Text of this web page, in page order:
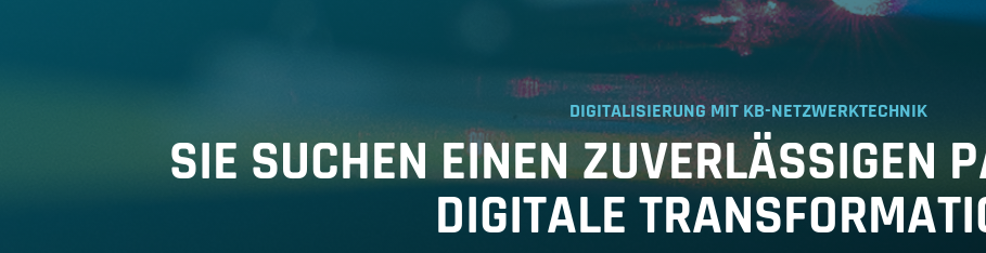
DIGITALISIERUNG MIT KB-NETZWERKTECHNIK
SIE SUCHEN EINEN ZUVERLÄSSIGEN
DIGITALE